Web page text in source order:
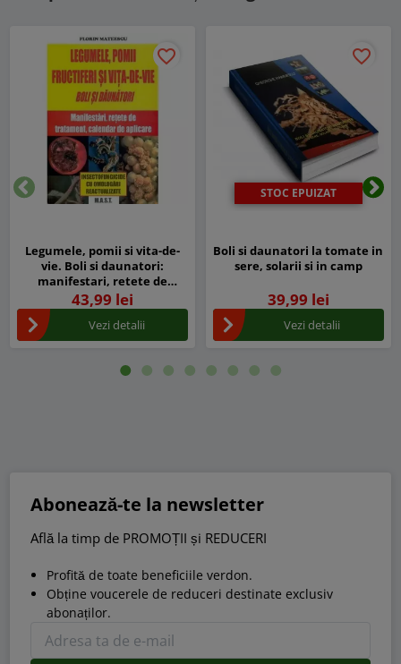
favorite_border
Legumele, pomii si vita-de-
vie. Boli si daunatori:
manifestari, retete de
tratament si calendar de
aplicare, Florin Mateescu
43,99 lei
Vezi detalii
STOC EPUIZAT
favorite_border
Boli si daunatori la tomate in
sere, solarii si in camp
39,99 lei
Vezi detalii
Inapoi
Abonează-te la newsletter
Află la timp de PROMOȚII și REDUCERI
Profită de toate beneficiile verdon.
Obține voucerele de reduceri destinate exclusiv
abonaților.